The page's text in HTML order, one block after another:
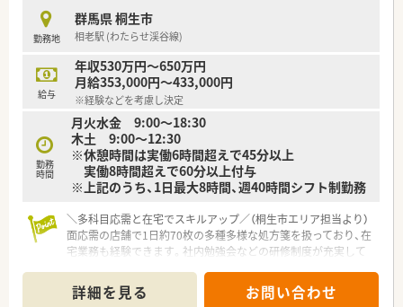
があるのも特徴です
勤務地
群馬県 桐生市
相老駅 (わたらせ渓谷線)
給与
年収530万円～650万円
月給353,000円～433,000円
※経験などを考慮し決定
勤務
時間
月火水金 9:00～18:30
木土 9:00～12:30
※休憩時間は実働6時間超えで45分以上
実働8時間超えで60分以上付与
※上記のうち、1日最大8時間、週40時間シフト制勤務
＼多科目応需と在宅でスキルアップ／（桐生市エリア担当より）
面応需の店舗で1日約70枚の多種多様な処方箋を扱っており、在
宅業務も経験できます。社内勉強会などの研修制度が充実して
＊------------------------------------------＊
詳細を見る お問い合わせ